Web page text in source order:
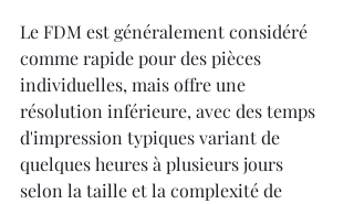
Le FDM est généralement considéré
comme rapide pour des pièces
individuelles, mais offre une
résolution inférieure, avec des temps
d'impression typiques variant de
quelques heures à plusieurs jours
selon la taille et la complexité de